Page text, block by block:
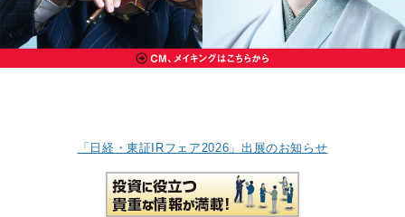
「日経・東証IRフェア2026」出展のお知らせ